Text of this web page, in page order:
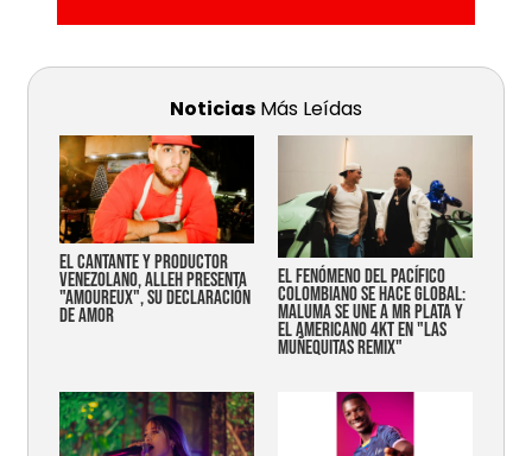
Noticias Más Leídas
EL CANTANTE Y PRODUCTOR
VENEZOLANO, ALLEH PRESENTA
"AMOUREUX", SU DECLARACIÓN
DE AMOR
EL FENÓMENO DEL PACÍFICO
COLOMBIANO SE HACE GLOBAL:
MALUMA SE UNE A MR PLATA Y
EL AMERICANO 4KT EN "LAS
MUÑEQUITAS REMIX"